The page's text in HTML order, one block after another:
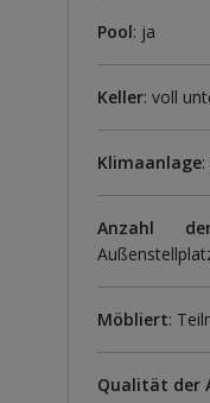
Pool: ja
Keller: voll
Klimaanlage:
Anzahl
Möbliert:
Qualität der